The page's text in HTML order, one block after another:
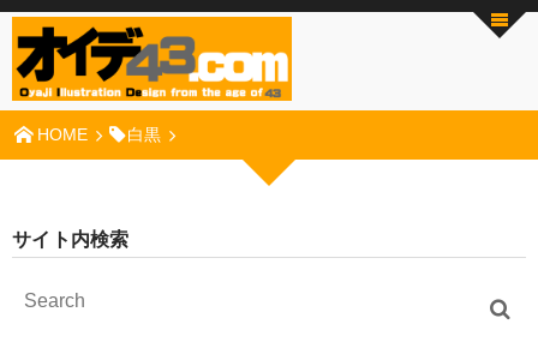
HOME 白黒
サイト内検索